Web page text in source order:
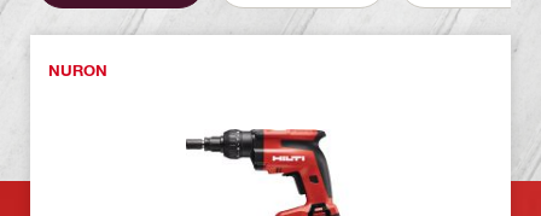
NURON